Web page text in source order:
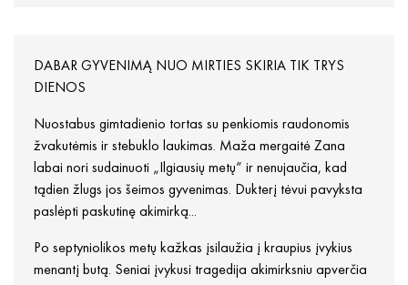
DABAR GYVENIMĄ NUO MIRTIES SKIRIA TIK TRYS
DIENOS
Nuostabus gimtadienio tortas su penkiomis raudonomis
žvakutėmis ir stebuklo laukimas. Maža mergaitė Zana
labai nori sudainuoti „Ilgiausių metų“ ir nenujaučia, kad
tądien žlugs jos šeimos gyvenimas. Dukterį tėvui pavyksta
paslėpti paskutinę akimirką...
Po septyniolikos metų kažkas įsilaužia į kraupius įvykius
menantį butą. Seniai įvykusi tragedija akimirksniu apverčia